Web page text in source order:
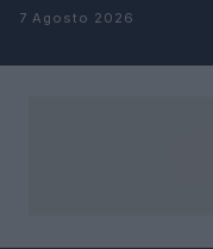
Salta al contenuto
7 Agosto 2026